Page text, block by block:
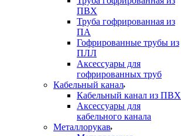
ПВХ
Труба гофрированная из
ПА
Гофрированные трубы из
ПЛЛ
Аксессуары для
гофрированных труб
Кабельный канал
Кабельный канал из ПВХ
Аксессуары для
кабельного канала
Металлорукав